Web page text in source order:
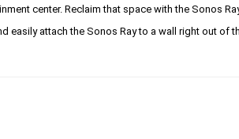
center. Reclaim that space with the Sonos
attach the Sonos Ray to a wall right out of